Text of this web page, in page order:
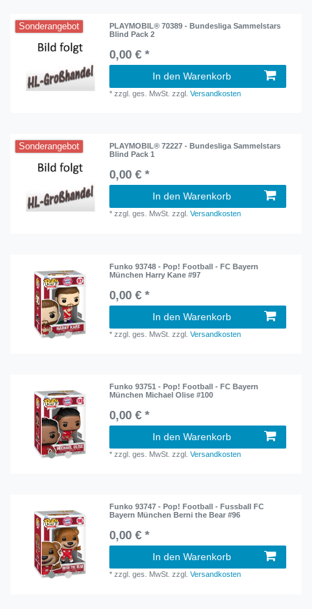
Sonderangebot
PLAYMOBIL® 70389 - Bundesliga Sammelstars
Blind Pack 2
0,00 € *
In den Warenkorb
*zzgl. ges. MwSt. zzgl.Versandkosten
Sonderangebot
PLAYMOBIL® 72227 - Bundesliga Sammelstars
Blind Pack 1
0,00 € *
In den Warenkorb
*zzgl. ges. MwSt. zzgl.Versandkosten
Funko 93748 - Pop! Football - FC Bayern
München Harry Kane #97
0,00 € *
In den Warenkorb
*zzgl. ges. MwSt. zzgl.Versandkosten
Funko 93751 - Pop! Football - FC Bayern
München Michael Olise #100
0,00 € *
In den Warenkorb
*zzgl. ges. MwSt. zzgl.Versandkosten
Funko 93747 - Pop! Football - Fussball FC
Bayern München Berni the Bear #96
0,00 € *
In den Warenkorb
*zzgl. ges. MwSt. zzgl.Versandkosten